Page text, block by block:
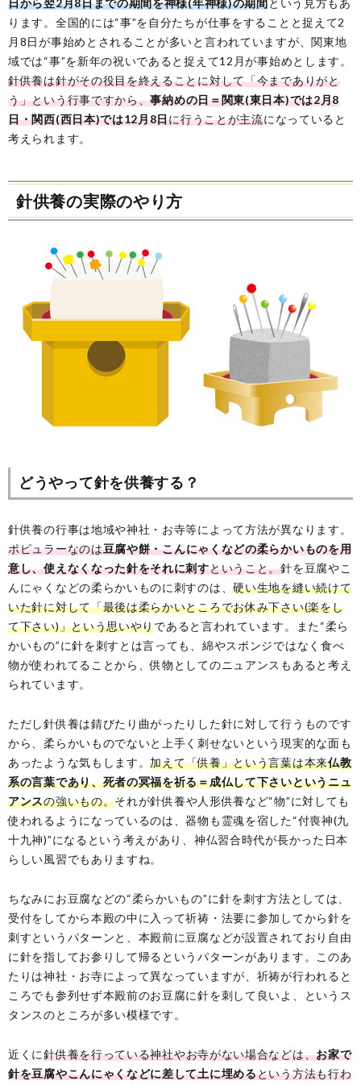
日から翌2月8日までの期間を神様(年神様)の期間という見方もあ
ります。全国的には“事”を自分たちが仕事をすることと捉えて2
月8日が事始めとされることが多いと言われていますが、関東地
域では“事”を新年の祝いであると捉えて12月が事始めとします。
針供養は針がその役目を終えることに対して「今までありがと
う」という行事ですから、事納めの日＝関東(東日本)では2月8
日・関西(西日本)では12月8日に行うことが主流になっていると
考えられます。
針供養の実際のやり方
どうやって針を供養する？
針供養の行事は地域や神社・お寺等によって方法が異なります。
ポピュラーなのは豆腐や餅・こんにゃくなどの柔らかいものを用
意し、使えなくなった針をそれに刺すということ。針を豆腐やこ
んにゃくなどの柔らかいものに刺すのは、硬い生地を縫い続けて
いた針に対して「最後は柔らかいところでお休み下さい(楽をし
て下さい)」という思いやりであると言われています。また“柔ら
かいもの”に針を刺すとは言っても、綿やスポンジではなく食べ
物が使われてることから、供物としてのニュアンスもあると考え
られています。
ただし針供養は錆びたり曲がったりした針に対して行うものです
から、柔らかいものでないと上手く刺せないという現実的な面も
あったような気もします。加えて「供養」という言葉は本来仏教
系の言葉であり、死者の冥福を祈る＝成仏して下さいというニュ
アンスの強いもの。それが針供養や人形供養など“物”に対しても
使われるようになっているのは、器物も霊魂を宿した“付喪神(九
十九神)”になるという考えがあり、神仏習合時代が長かった日本
らしい風習でもありますね。
ちなみにお豆腐などの“柔らかいもの”に針を刺す方法としては、
受付をしてから本殿の中に入って祈祷・法要に参加してから針を
刺すというパターンと、本殿前に豆腐などが設置されており自由
に針を指してお参りして帰るというパターンがあります。このあ
たりは神社・お寺によって異なっていますが、祈祷が行われると
ころでも参列せず本殿前のお豆腐に針を刺して良いよ、というス
タンスのところが多い模様です。
近くに針供養を行っている神社やお寺がない場合などは、お家で
針を豆腐やこんにゃくなどに差して土に埋めるという方法も行わ